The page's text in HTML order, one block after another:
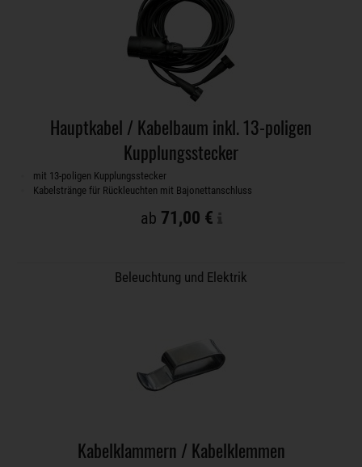
Hauptkabel / Kabelbaum inkl. 13-poligen
Kupplungsstecker
mit 13-poligen Kupplungsstecker
Kabelstränge für Rückleuchten mit Bajonettanschluss
ab 71,00 €
Beleuchtung und Elektrik
Kabelklammern / Kabelklemmen